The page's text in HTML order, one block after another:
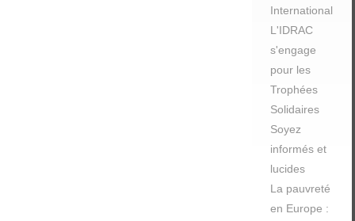
International
L'IDRAC
s'engage
pour les
Trophées
Solidaires
Soyez
informés et
lucides
La pauvreté
en Europe :